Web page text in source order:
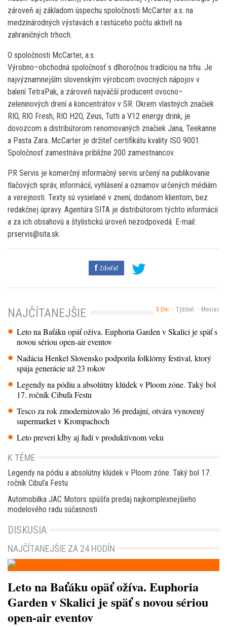
zároveň aj základom úspechu spoločnosti McCarter a.s. na
medzinárodných výstavách a rastúceho počtu aktivít na
zahraničných trhoch.
O spoločnosti McCarter, a.s.
Výrobno–obchodná spoločnosť s dlhoročnou tradíciou na trhu. Je
najvýznamnejším slovenským výrobcom ovocných nápojov v
balení TetraPak, a zároveň najväčší producent ovocno–
zeleninových drení a koncentrátov v SR. Okrem vlastných značiek
RIO, RIO Fresh, RIO H2O, Zeus, Tutti a V12 energy drink, je
dovozcom a distribútorom renomovaných značiek Jana, Teekanne
a Pasta Zara. McCarter je držiteľ certifikátu kvality ISO 9001.
Spoločnosť zamestnáva približne 200 zamestnancov.
PR Servis je komerčný informačný servis určený na publikovanie
tlačových správ, informácií, vyhlásení a oznamov určených médiám
a verejnosti. Texty sú vysielané v znení, dodanom klientom, bez
redakčnej úpravy. Agentúra SITA je distribútorom týchto informácií
a za ich obsahovú a štylistickú úroveň nezodpovedá. E-mail:
prservis@sita.sk.
Zdieľať
3 Dni Týždeň Mesiac
NAJČÍTANEJŠIE
Leto na Baťáku opäť ožíva. Euphoria Garden v Skalici je späť s
novou sériou open-air eventov
Nadácia Henkel Slovensko podporila folklórny festival, ktorý
spája generácie už 23 rokov
Legendy na pódiu a absolútny klúdek v Ploom zóne. Taký bol
17. ročník Cibuľa Festu
Tesco za rok zmodernizovalo 36 predajní, otvára vynovený
supermarket v Krompachoch
Leto preverí kĺby aj ľudí v produktívnom veku
K TÉME
Legendy na pódiu a absolútny klúdek v Ploom zóne. Taký bol 17.
ročník Cibuľa Festu
Automobilka JAC Motors spúšťa predaj najkomplexnejšieho
modelového radu súčasnosti
DISKUSIA
NAJČÍTANEJŠIE ZA 24 HODÍN
Leto na Baťáku opäť ožíva. Euphoria
Garden v Skalici je späť s novou sériou
open-air eventov